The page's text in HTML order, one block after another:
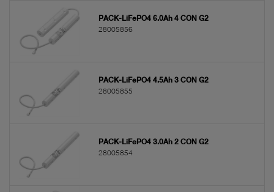
PACK-LiFePO4 6.0Ah 4 CON G2
28005856
PACK-LiFePO4 4.5Ah 3 CON G2
28005855
PACK-LiFePO4 3.0Ah 2 CON G2
28005854